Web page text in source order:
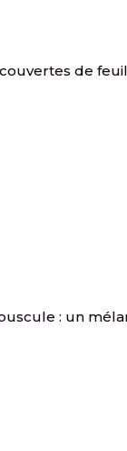
de
: un